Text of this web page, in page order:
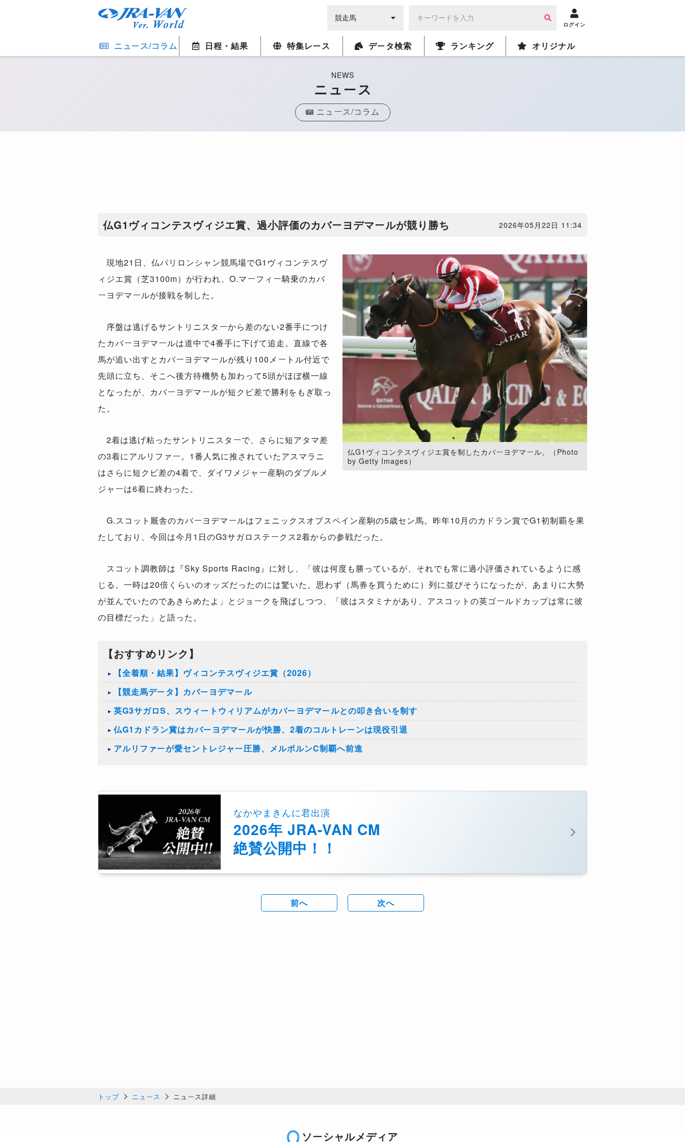
ログイン
ニュース/コラム 日程・結果 特集レース データ検索 ランキング オリジナル
NEWS
ニュース
ニュース/コラム
仏G1ヴィコンテスヴィジエ賞、過小評価のカバーヨデマールが競り勝ち 2026年05月22日 11:34
仏G1ヴィコンテスヴィジエ賞を制したカバーヨデマール。（Photo
by Getty Images）
現地21日、仏パリロンシャン競馬場でG1ヴィコンテスヴ
ィジエ賞（芝3100m）が行われ、O.マーフィー騎乗のカバ
ーヨデマールが接戦を制した。
序盤は逃げるサントリニスターから差のない2番手につけ
たカバーヨデマールは道中で4番手に下げて追走。直線で各
馬が追い出すとカバーヨデマールが残り100メートル付近で
先頭に立ち、そこへ後方待機勢も加わって5頭がほぼ横一線
となったが、カバーヨデマールが短クビ差で勝利をもぎ取っ
た。
2着は逃げ粘ったサントリニスターで、さらに短アタマ差
の3着にアルリファー。1番人気に推されていたアスマラニ
はさらに短クビ差の4着で、ダイワメジャー産駒のダブルメ
ジャーは6着に終わった。
G.スコット厩舎のカバーヨデマールはフェニックスオブスペイン産駒の5歳セン馬。昨年10月のカドラン賞でG1初制覇を果
たしており、今回は今月1日のG3サガロステークス2着からの参戦だった。
スコット調教師は『Sky Sports Racing』に対し、「彼は何度も勝っているが、それでも常に過小評価されているように感
じる。一時は20倍くらいのオッズだったのには驚いた。思わず（馬券を買うために）列に並びそうになったが、あまりに大勢
が並んでいたのであきらめたよ」とジョークを飛ばしつつ、「彼はスタミナがあり、アスコットの英ゴールドカップは常に彼
の目標だった」と語った。
【おすすめリンク】
【全着順・結果】ヴィコンテスヴィジエ賞（2026）
【競走馬データ】カバーヨデマール
英G3サガロS、スウィートウィリアムがカバーヨデマールとの叩き合いを制す
仏G1カドラン賞はカバーヨデマールが快勝、2着のコルトレーンは現役引退
アルリファーが愛セントレジャー圧勝、メルボルンC制覇へ前進
なかやまきんに君出演
2026年 JRA-VAN CM
絶賛公開中！！
前へ 次へ
トップ ニュース ニュース詳細
ソーシャルメディア